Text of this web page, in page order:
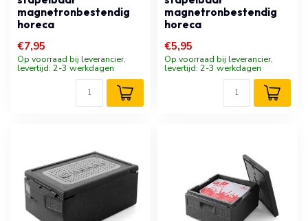
magnetronbestendig
horeca
€7,95
Op voorraad bij leverancier,
levertijd: 2-3 werkdagen
magnetronbestendig
horeca
€5,95
Op voorraad bij leverancier,
levertijd: 2-3 werkdagen